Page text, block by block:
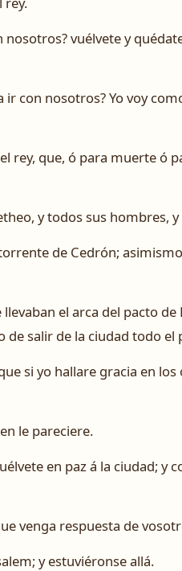
vuélvete y
con nosotros? Yo voy
rey, que, ó para muerte ó
y todos sus hombres,
de Cedrón;
el arca del pacto
de salir de la ciudad todo el
si yo hallare gracia en los
le pareciere.
en paz á la ciudad; y
venga respuesta de
y estuviéronse allá.